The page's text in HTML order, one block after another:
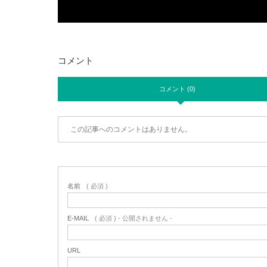
コメント
コメント (0)
この記事へのコメントはありません。
名前 ( 必須 )
E-MAIL ( 必須 ) - 公開されません -
URL